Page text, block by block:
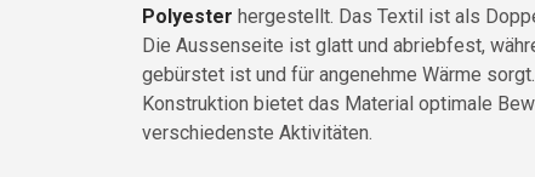
Polyester hergestellt. Das Textil ist als
Die Aussenseite ist glatt und abriebfest,
gebürstet ist und für angenehme Wärme
Konstruktion bietet das Material optimale
verschiedenste Aktivitäten.